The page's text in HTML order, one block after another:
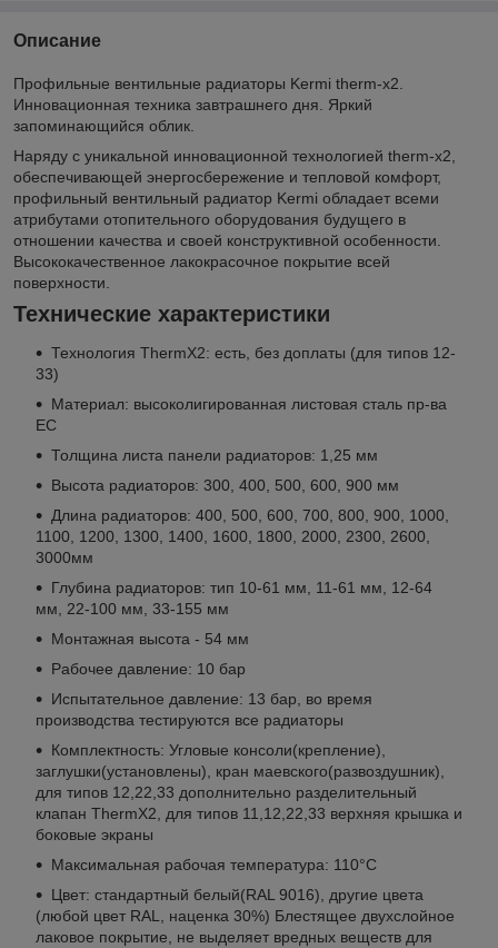
Описание
Профильные вентильные радиаторы Kermi therm-x2.
Инновационная техника завтрашнего дня. Яркий
запоминающийся облик.
Наряду с уникальной инновационной технологией therm-x2,
обеспечивающей энергосбережение и тепловой комфорт,
профильный вентильный радиатор Kermi обладает всеми
атрибутами отопительного оборудования будущего в
отношении качества и своей конструктивной особенности.
Высококачественное лакокрасочное покрытие всей
поверхности.
Технические характеристики
Технология ThermX2: есть, без доплаты (для типов 12-
33)
Материал: высоколигированная листовая сталь пр-ва
ЕС
Толщина листа панели радиаторов: 1,25 мм
Высота радиаторов: 300, 400, 500, 600, 900 мм
Длина радиаторов: 400, 500, 600, 700, 800, 900, 1000,
1100, 1200, 1300, 1400, 1600, 1800, 2000, 2300, 2600,
3000мм
Глубина радиаторов: тип 10-61 мм, 11-61 мм, 12-64
мм, 22-100 мм, 33-155 мм
Монтажная высота - 54 мм
Рабочее давление: 10 бар
Испытательное давление: 13 бар, во время
производства тестируются все радиаторы
Комплектность: Угловые консоли(крепление),
заглушки(установлены), кран маевского(развоздушник),
для типов 12,22,33 дополнительно разделительный
клапан ThermX2, для типов 11,12,22,33 верхняя крышка и
боковые экраны
Максимальная рабочая температура: 110°С
Цвет: стандартный белый(RAL 9016), другие цвета
(любой цвет RAL, наценка 30%) Блестящее двухслойное
лаковое покрытие, не выделяет вредных веществ для